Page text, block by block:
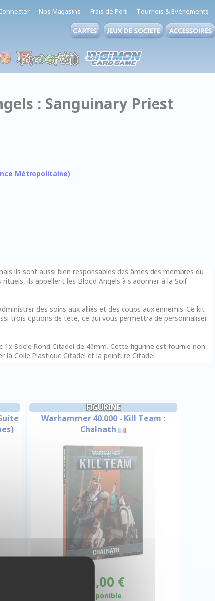
Nos Magasins Frais de Port Tournois & Evènements
: Sanguinary Priest
Métropolitaine)
ils sont aussi bien responsables des âmes des membres du
ils appellent les Blood Angels à s'adonner à la Soif
des soins aux alliés et des coups aux ennemis. Ce kit
trois options de tête, ce qui vous permettra de personnaliser
Socle Rond Citadel de 40mm. Cette figurine est fournie non
Colle Plastique Citadel et la peinture Citadel.
FIGURINE
Warhammer 40.000 - Kill Team :
Chalnath
35,00 €
Disponible